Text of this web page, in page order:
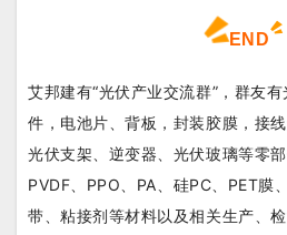
END
艾邦建有“光伏产业交流群”，群友
件，电池片、背板，封装胶膜，接
光伏支架、逆变器、光伏玻璃等零部
PVDF、PPO、PA、硅PC、PET膜
带、粘接剂等材料以及相关生产、